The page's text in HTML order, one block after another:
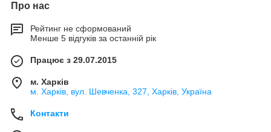
Про нас
Рейтинг не сформований
Менше 5 відгуків за останній рік
Працює з 29.07.2015
м. Харків
м. Харків, вул. Шевченка, 327, Харків, Україна
Контакти